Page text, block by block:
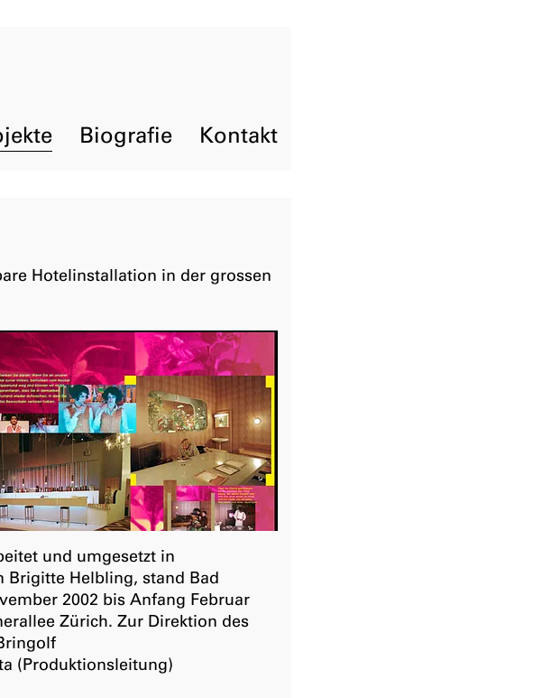
Biografie Kontakt
Hotelinstallation in der grossen
und umgesetzt in
Brigitte Helbling, stand Bad
2002 bis Anfang Februar
Zürich. Zur Direktion des
(Produktionsleitung)